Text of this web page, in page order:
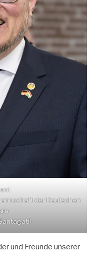
der Deutschen
und Freunde unserer